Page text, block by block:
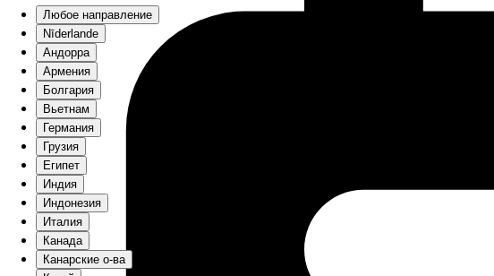
Любое направление
Nīderlande
Андорра
Армения
Болгария
Вьетнам
Германия
Грузия
Египет
Индия
Индонезия
Италия
Канада
Канарские о-ва